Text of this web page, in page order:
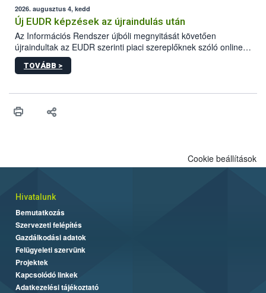
higiéniai szabályok betartása, a megfelelő hőkezelés, valamint a
maradékok szakszerű tárolása. A Nemzeti Élelmiszerlánc-
biztonsági Hivatal (Nébih) Oktatási Programja összegyűjtötte a
biztonságos grillezés legfontosabb tudnivalóit.
2026. augusztus 4, kedd
Új EUDR képzések az újraindulás után
Az Információs Rendszer újbóli megnyitását követően
újraindultak az EUDR szerinti piaci szereplőknek szóló online
képzések.
TOVÁBB >
Cookie beállítások
Hivatalunk
Bemutatkozás
Szervezeti felépítés
Gazdálkodási adatok
Felügyeleti szervünk
Projektek
Kapcsolódó linkek
Adatkezelési tájékoztató